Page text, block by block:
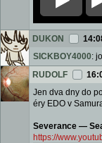
DUKON
SICKBOY4000:
RUDOLF
Jen dva dny do
éry EDO v
Severance —
https://